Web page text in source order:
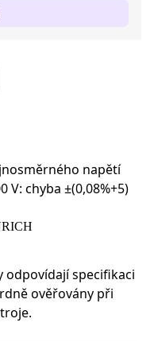
napětí
V: chyba ±(0,08%+5)
odpovídají specifikaci
ověřovány při